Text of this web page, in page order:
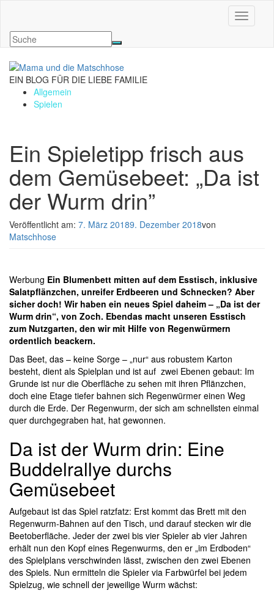
EIN BLOG FÜR DIE LIEBE FAMILIE
Allgemein
Spielen
Ein Spieletipp frisch aus
dem Gemüsebeet: „Da ist
der Wurm drin”
Veröffentlicht am: 7. März 20189. Dezember 2018von
Matschhose
Werbung Ein Blumenbett mitten auf dem Esstisch, inklusive
Salatpflänzchen, unreifer Erdbeeren und Schnecken? Aber
sicher doch! Wir haben ein neues Spiel daheim – „Da ist der
Wurm drin“, von Zoch. Ebendas macht unseren Esstisch
zum Nutzgarten, den wir mit Hilfe von Regenwürmern
ordentlich beackern.
Das Beet, das – keine Sorge – „nur“ aus robustem Karton
besteht, dient als Spielplan und ist auf zwei Ebenen gebaut: Im
Grunde ist nur die Oberfläche zu sehen mit ihren Pflänzchen,
doch eine Etage tiefer bahnen sich Regenwürmer einen Weg
durch die Erde. Der Regenwurm, der sich am schnellsten einmal
quer durchgegraben hat, hat gewonnen.
Da ist der Wurm drin: Eine
Buddelrallye durchs
Gemüsebeet
Aufgebaut ist das Spiel ratzfatz: Erst kommt das Brett mit den
Regenwurm-Bahnen auf den Tisch, und darauf stecken wir die
Beetoberfläche. Jeder der zwei bis vier Spieler ab vier Jahren
erhält nun den Kopf eines Regenwurms, den er „im Erdboden“
des Spielplans verschwinden lässt, zwischen den zwei Ebenen
des Spiels. Nun ermitteln die Spieler via Farbwürfel bei jedem
Spielzug, wie schnell der jeweilige Wurm wächst: